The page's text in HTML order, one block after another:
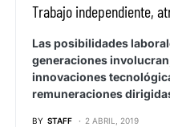
Trabajo independiente,
Las posibilidades
generaciones
innovaciones
remuneraciones
BY STAFF 2 ABRIL, 2019